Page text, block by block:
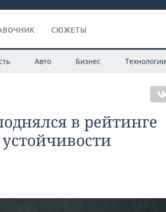
СЮЖЕТЫ
Авто Бизнес Технологии
в рейтинге